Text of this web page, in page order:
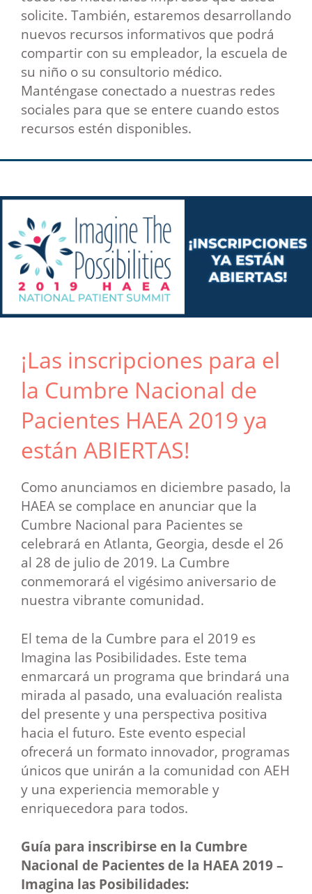
solicite. También, estaremos desarrollando
nuevos recursos informativos que podrá
compartir con su empleador, la escuela de
su niño o su consultorio médico.
Manténgase conectado a nuestras redes
sociales para que se entere cuando estos
recursos estén disponibles.
¡Las inscripciones para el
la Cumbre Nacional de
Pacientes HAEA 2019 ya
están ABIERTAS!
Como anunciamos en diciembre pasado, la
HAEA se complace en anunciar que la
Cumbre Nacional para Pacientes se
celebrará en Atlanta, Georgia, desde el 26
al 28 de julio de 2019. La Cumbre
conmemorará el vigésimo aniversario de
nuestra vibrante comunidad.
El tema de la Cumbre para el 2019 es
Imagina las Posibilidades. Este tema
enmarcará un programa que brindará una
mirada al pasado, una evaluación realista
del presente y una perspectiva positiva
hacia el futuro. Este evento especial
ofrecerá un formato innovador, programas
únicos que unirán a la comunidad con AEH
y una experiencia memorable y
enriquecedora para todos.
Guía para inscribirse en la Cumbre
Nacional de Pacientes de la HAEA 2019 –
Imagina las Posibilidades: